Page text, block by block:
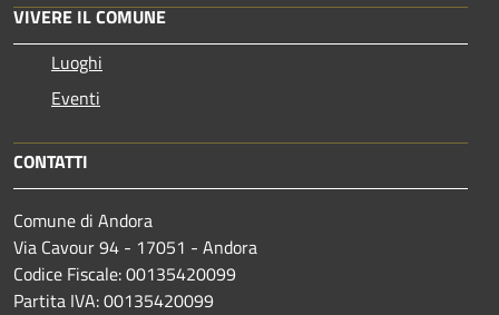
VIVERE IL COMUNE
Luoghi
Eventi
CONTATTI
Comune di Andora
Via Cavour 94 - 17051 - Andora
Codice Fiscale: 00135420099
Partita IVA: 00135420099